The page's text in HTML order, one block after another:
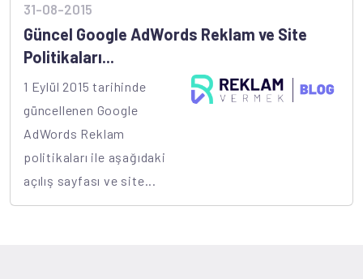
31-08-2015
Güncel Google AdWords Reklam ve Site
Politikaları...
1 Eylül 2015 tarihinde
güncellenen Google
AdWords Reklam
politikaları ile aşağıdaki
açılış sayfası ve site...